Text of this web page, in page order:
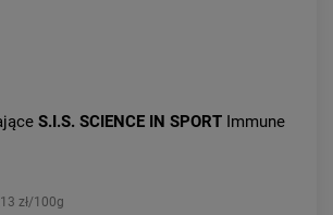
S.I.S. SCIENCE IN SPORT Immune
zł/100g